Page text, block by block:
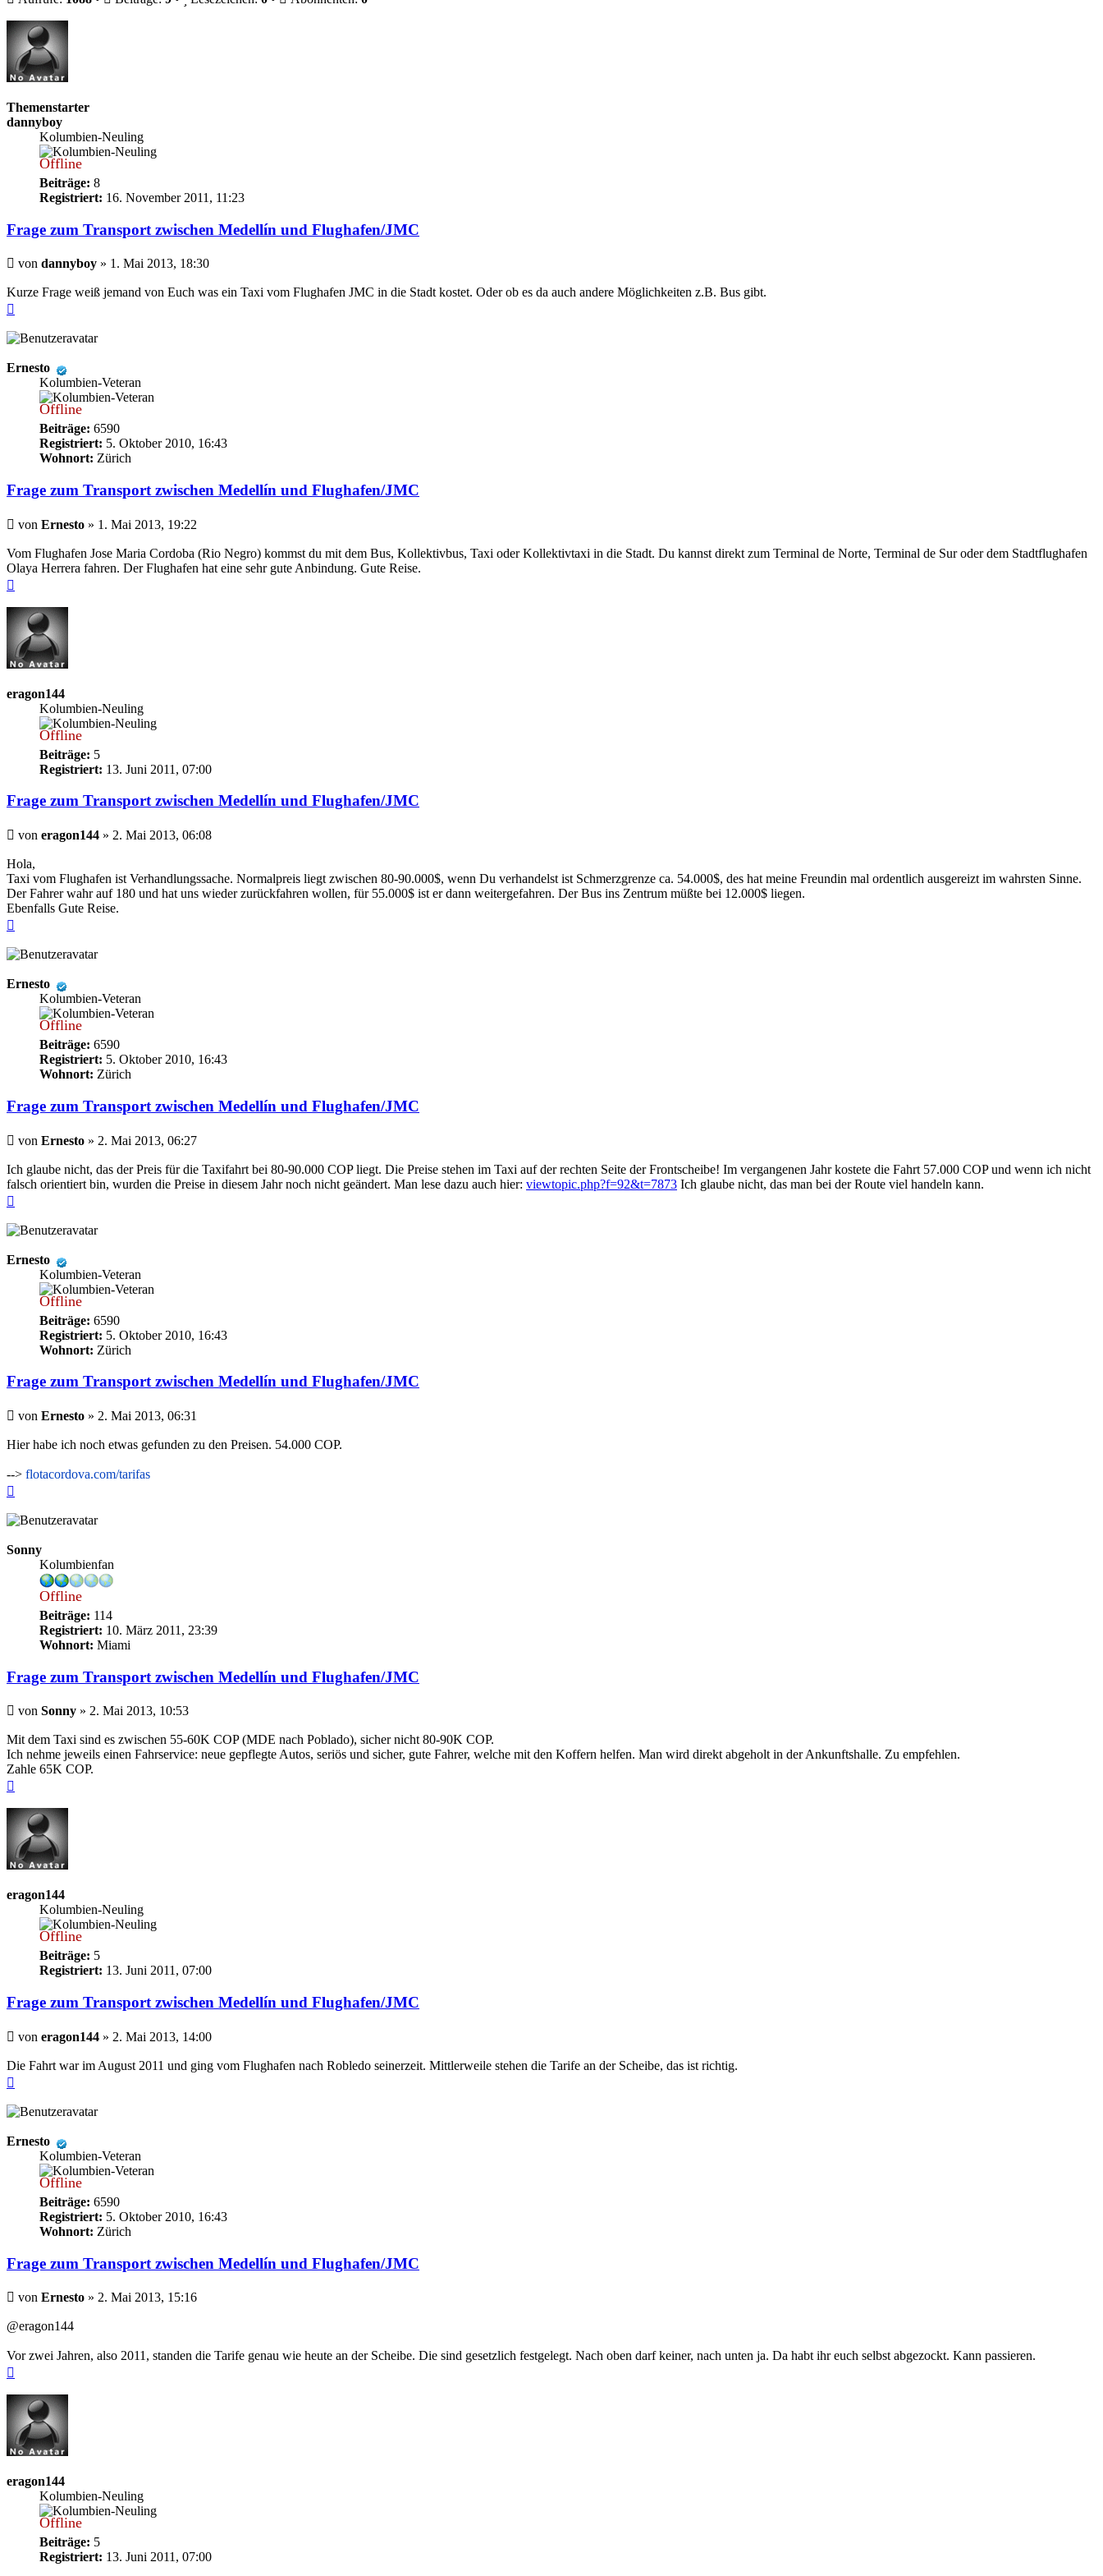
Themenstarter
dannyboy
Kolumbien-Neuling
Offline
Beiträge: 8
Registriert: 16. November 2011, 11:23
Frage zum Transport zwischen Medellín und Flughafen/JMC
Beitrag
von dannyboy » 1. Mai 2013, 18:30
Kurze Frage weiß jemand von Euch was ein Taxi vom Flughafen JMC in die Stadt kostet. Oder ob es da auch andere Möglichkeiten z.B. Bus gibt.
Ernesto
Kolumbien-Veteran
Offline
Beiträge: 6590
Registriert: 5. Oktober 2010, 16:43
Wohnort: Zürich
Frage zum Transport zwischen Medellín und Flughafen/JMC
Beitrag
von Ernesto » 1. Mai 2013, 19:22
Vom Flughafen Jose Maria Cordoba (Rio Negro) kommst du mit dem Bus, Kollektivbus, Taxi oder Kollektivtaxi in die Stadt. Du kannst direkt zum Terminal de Norte, Terminal de Sur oder dem Stadtflughafen
Olaya Herrera fahren. Der Flughafen hat eine sehr gute Anbindung. Gute Reise.
eragon144
Kolumbien-Neuling
Offline
Beiträge: 5
Registriert: 13. Juni 2011, 07:00
Frage zum Transport zwischen Medellín und Flughafen/JMC
Beitrag
von eragon144 » 2. Mai 2013, 06:08
Hola,
Taxi vom Flughafen ist Verhandlungssache. Normalpreis liegt zwischen 80-90.000$, wenn Du verhandelst ist Schmerzgrenze ca. 54.000$, des hat meine Freundin mal ordentlich ausgereizt im wahrsten Sinne.
Der Fahrer wahr auf 180 und hat uns wieder zurückfahren wollen, für 55.000$ ist er dann weitergefahren. Der Bus ins Zentrum müßte bei 12.000$ liegen.
Ebenfalls Gute Reise.
Ernesto
Kolumbien-Veteran
Offline
Beiträge: 6590
Registriert: 5. Oktober 2010, 16:43
Wohnort: Zürich
Frage zum Transport zwischen Medellín und Flughafen/JMC
Beitrag
von Ernesto » 2. Mai 2013, 06:27
Ich glaube nicht, das der Preis für die Taxifahrt bei 80-90.000 COP liegt. Die Preise stehen im Taxi auf der rechten Seite der Frontscheibe! Im vergangenen Jahr kostete die Fahrt 57.000 COP und wenn ich nicht
falsch orientiert bin, wurden die Preise in diesem Jahr noch nicht geändert. Man lese dazu auch hier: viewtopic.php?f=92&t=7873 Ich glaube nicht, das man bei der Route viel handeln kann.
Ernesto
Kolumbien-Veteran
Offline
Beiträge: 6590
Registriert: 5. Oktober 2010, 16:43
Wohnort: Zürich
Frage zum Transport zwischen Medellín und Flughafen/JMC
Beitrag
von Ernesto » 2. Mai 2013, 06:31
Hier habe ich noch etwas gefunden zu den Preisen. 54.000 COP.
--> flotacordova.com/tarifas
Sonny
Kolumbienfan
Offline
Beiträge: 114
Registriert: 10. März 2011, 23:39
Wohnort: Miami
Frage zum Transport zwischen Medellín und Flughafen/JMC
Beitrag
von Sonny » 2. Mai 2013, 10:53
Mit dem Taxi sind es zwischen 55-60K COP (MDE nach Poblado), sicher nicht 80-90K COP.
Ich nehme jeweils einen Fahrservice: neue gepflegte Autos, seriös und sicher, gute Fahrer, welche mit den Koffern helfen. Man wird direkt abgeholt in der Ankunftshalle. Zu empfehlen.
Zahle 65K COP.
eragon144
Kolumbien-Neuling
Offline
Beiträge: 5
Registriert: 13. Juni 2011, 07:00
Frage zum Transport zwischen Medellín und Flughafen/JMC
Beitrag
von eragon144 » 2. Mai 2013, 14:00
Die Fahrt war im August 2011 und ging vom Flughafen nach Robledo seinerzeit. Mittlerweile stehen die Tarife an der Scheibe, das ist richtig.
Ernesto
Kolumbien-Veteran
Offline
Beiträge: 6590
Registriert: 5. Oktober 2010, 16:43
Wohnort: Zürich
Frage zum Transport zwischen Medellín und Flughafen/JMC
Beitrag
von Ernesto » 2. Mai 2013, 15:16
@eragon144
Vor zwei Jahren, also 2011, standen die Tarife genau wie heute an der Scheibe. Die sind gesetzlich festgelegt. Nach oben darf keiner, nach unten ja. Da habt ihr euch selbst abgezockt. Kann passieren.
eragon144
Kolumbien-Neuling
Offline
Beiträge: 5
Registriert: 13. Juni 2011, 07:00